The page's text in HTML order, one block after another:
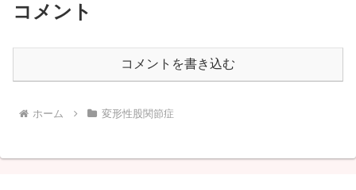
コメント
コメントを書き込む
ホーム 変形性股関節症